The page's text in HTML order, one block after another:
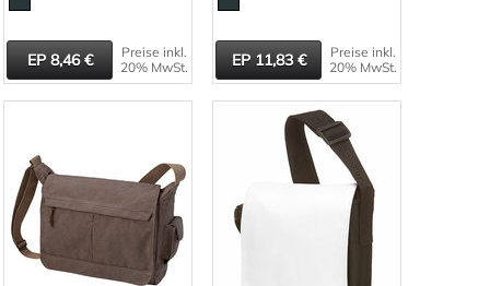
8,46
Preise inkl.
20% MwSt.
11,83
Preise inkl.
20% MwSt.